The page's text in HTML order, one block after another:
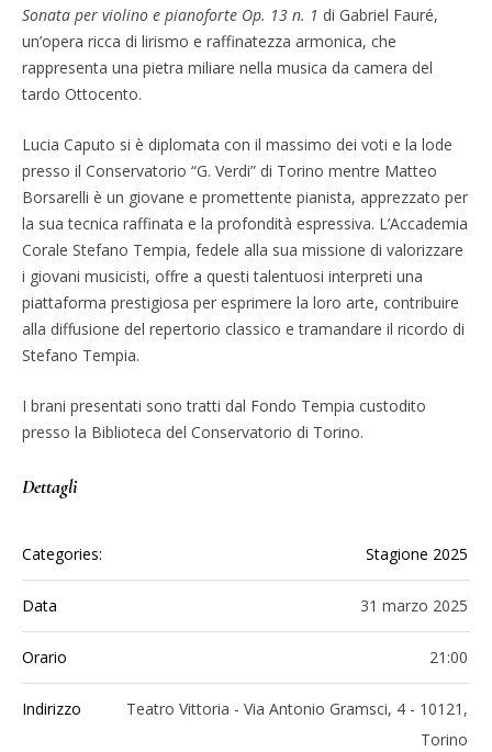
Sonata per violino e pianoforte Op. 13 n. 1 di Gabriel Fauré,
un’opera ricca di lirismo e raffinatezza armonica, che
rappresenta una pietra miliare nella musica da camera del
tardo Ottocento.
Lucia Caputo si è diplomata con il massimo dei voti e la lode
presso il Conservatorio “G. Verdi” di Torino mentre Matteo
Borsarelli è un giovane e promettente pianista, apprezzato per
la sua tecnica raffinata e la profondità espressiva. L’Accademia
Corale Stefano Tempia, fedele alla sua missione di valorizzare
i giovani musicisti, offre a questi talentuosi interpreti una
piattaforma prestigiosa per esprimere la loro arte, contribuire
alla diffusione del repertorio classico e tramandare il ricordo di
Stefano Tempia.
I brani presentati sono tratti dal Fondo Tempia custodito
presso la Biblioteca del Conservatorio di Torino.
Dettagli
Categories: Stagione 2025
Data 31 marzo 2025
Orario 21:00
Indirizzo
Teatro Vittoria - Via Antonio Gramsci, 4 - 10121,
Torino